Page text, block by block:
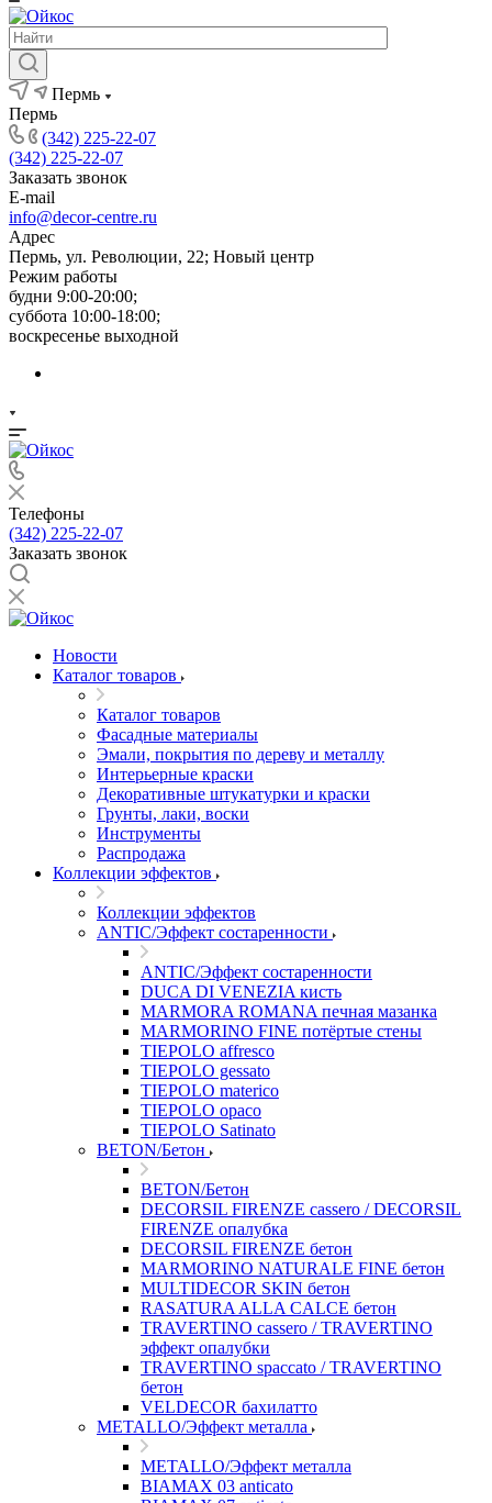
Пермь
Пермь
(342) 225-22-07
(342) 225-22-07
Заказать звонок
E-mail
info@decor-centre.ru
Адрес
Пермь, ул. Революции, 22; Новый центр
Режим работы
будни 9:00-20:00;
суббота 10:00-18:00;
воскресенье выходной
Телефоны
(342) 225-22-07
Заказать звонок
Новости
Каталог товаров
Каталог товаров
Фасадные материалы
Эмали, покрытия по дереву и металлу
Интерьерные краски
Декоративные штукатурки и краски
Грунты, лаки, воски
Инструменты
Распродажа
Коллекции эффектов
Коллекции эффектов
ANTIC/Эффект состаренности
ANTIC/Эффект состаренности
DUCA DI VENEZIA кисть
MARMORA ROMANA печная мазанка
MARMORINO FINE потёртые стены
TIEPOLO affresco
TIEPOLO gessato
TIEPOLO materico
TIEPOLO opaco
TIEPOLO Satinato
BETON/Бетон
BETON/Бетон
DECORSIL FIRENZE cassero / DECORSIL
FIRENZE опалубка
DECORSIL FIRENZE бетон
MARMORINO NATURALE FINE бетон
MULTIDECOR SKIN бетон
RASATURA ALLA CALCE бетон
TRAVERTINO cassero / TRAVERTINO
эффект опалубки
TRAVERTINO spaccato / TRAVERTINO
бетон
VELDECOR бахилатто
METALLO/Эффект металла
METALLO/Эффект металла
BIAMAX 03 anticato